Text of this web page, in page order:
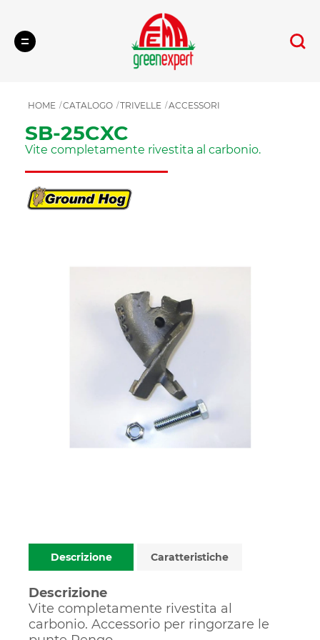
Cerca
HOME CATALOGO TRIVELLE ACCESSORI
SB-25CXC
Vite completamente rivestita al carbonio.
Descrizione Caratteristiche
Descrizione
Vite completamente rivestita al
carbonio. Accessorio per ringorzare le